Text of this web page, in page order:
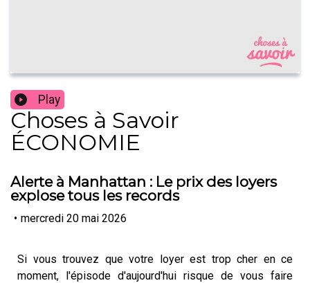
Play
Choses à Savoir
ÉCONOMIE
Alerte à Manhattan : Le prix des loyers
explose tous les records
• mercredi 20 mai 2026
Si vous trouvez que votre loyer est trop cher en ce
moment, l'épisode d'aujourd'hui risque de vous faire